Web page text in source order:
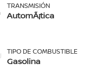
TRANSMISIÓN
AutomÃ¡tica
TIPO DE COMBUSTIBLE
Gasolina